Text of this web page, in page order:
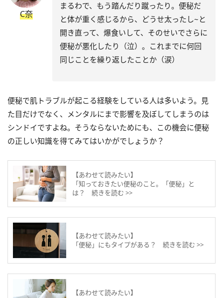
C奈
まるわで、もう踏んだり蹴ったり。便秘だ
と体が重く感じるから、どうせ太ったし~と
開き直って、爆食いして、そのせいでさらに
便秘が悪化したり（泣）。これまでに何回
同じことを繰り返したことか（涙）
便秘で肌トラブルが起こる経験をしている人は多いよう。見
た目だけでなく、メンタルにまで影響を及ぼしてしまうのは
シンドイですよね。そうならないためにも、この機会に便秘
の正しい知識を得てみてはいかがでしょうか？
【あわせて読みたい】
「知っておきたい便秘のこと。「便秘」と
は？ 続きを読む >>
【あわせて読みたい】
「便秘」にもタイプがある？ 続きを読む >>
【あわせて読みたい】